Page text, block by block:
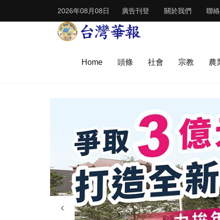
2026年08月08日 廣告刊登 關於我們 聯
Home 頭條 社會 宗教 農